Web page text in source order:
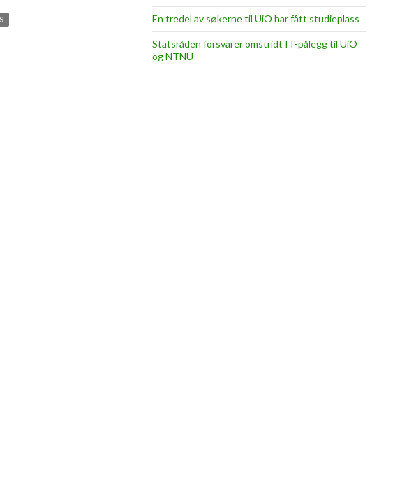
En tredel av søkerne til UiO har fått studieplass
Statsråden forsvarer omstridt IT-pålegg til UiO
og NTNU